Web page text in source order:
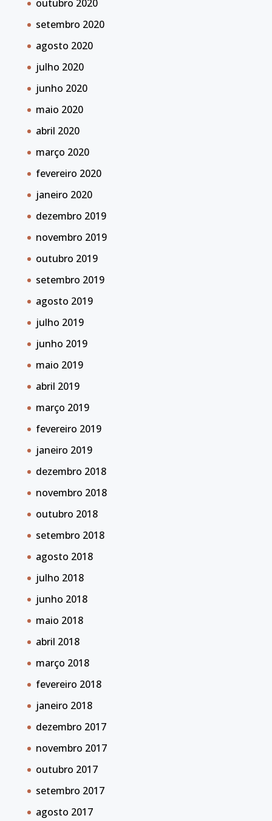
outubro 2020
setembro 2020
agosto 2020
julho 2020
junho 2020
maio 2020
abril 2020
março 2020
fevereiro 2020
janeiro 2020
dezembro 2019
novembro 2019
outubro 2019
setembro 2019
agosto 2019
julho 2019
junho 2019
maio 2019
abril 2019
março 2019
fevereiro 2019
janeiro 2019
dezembro 2018
novembro 2018
outubro 2018
setembro 2018
agosto 2018
julho 2018
junho 2018
maio 2018
abril 2018
março 2018
fevereiro 2018
janeiro 2018
dezembro 2017
novembro 2017
outubro 2017
setembro 2017
agosto 2017